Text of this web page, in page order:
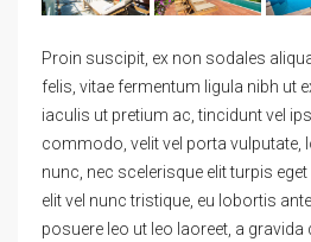
Proin suscipit, ex non sodales
felis, vitae fermentum ligula nibh ut
iaculis ut pretium ac, tincidunt vel
commodo, velit vel porta
nunc, nec scelerisque elit turpis
elit vel nunc tristique, eu lobortis
posuere leo ut leo laoreet, a gravida